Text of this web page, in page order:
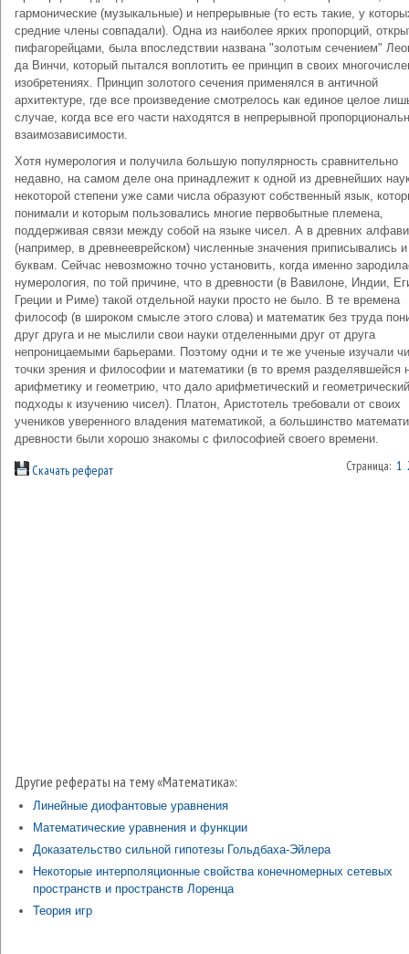
гармонические (музыкальные) и непрерывные (то есть такие, у
средние члены совпадали). Одна из наиболее ярких пропорций,
пифагорейцами, была впоследствии названа "золотым сечением"
да Винчи, который пытался воплотить ее принцип в своих
изобретениях. Принцип золотого сечения применялся в античной
архитектуре, где все произведение смотрелось как единое целое
случае, когда все его части находятся в непрерывной
взаимозависимости.
Хотя нумерология и получила большую популярность сравнительно
недавно, на самом деле она принадлежит к одной из древнейших
некоторой степени уже сами числа образуют собственный язык,
понимали и которым пользовались многие первобытные племена,
поддерживая связи между собой на языке чисел. А в древних
(например, в древнееврейском) численные значения приписывались и
буквам. Сейчас невозможно точно установить, когда именно
нумерология, по той причине, что в древности (в Вавилоне, Индии,
Греции и Риме) такой отдельной науки просто не было. В те времена
философ (в широком смысле этого слова) и математик без труда
друг друга и не мыслили свои науки отделенными друг от друга
непроницаемыми барьерами. Поэтому одни и те же ученые изучали
точки зрения и философии и математики (в то время разделявшейся
арифметику и геометрию, что дало арифметический и геометрический
подходы к изучению чисел). Платон, Аристотель требовали от своих
учеников уверенного владения математикой, а большинство
древности были хорошо знакомы с философией своего времени.
Скачать реферат Страница: 1
Другие рефераты на тему «Математика»:
Линейные диофантовые уравнения
Математические уравнения и функции
Доказательство сильной гипотезы Гольдбаха-Эйлера
Некоторые интерполяционные свойства конечномерных сетевых
пространств и пространств Лоренца
Теория игр